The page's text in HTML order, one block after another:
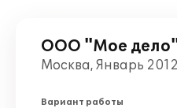
ООО "Мое
Москва, Январь 2012
Вариант работы